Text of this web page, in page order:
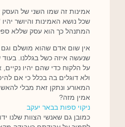
אמינות זה שמו השני של העסק
שכל נושא האמינות והיושר
המתנהל כך הוא עסק שללא ספק
אין שום אדם שהוא מושלם וגם
שנעשה איזה כשל בגללנו.
על הלקוח כדי שהם יהיו
ולא דוגלים בה בכלל כי אם
המאורע ונתקן זאת מבלי
אמין מזה?
ניקוי ספות בבאר יעקב
כמובן גם שאנשי הצוות שלנו